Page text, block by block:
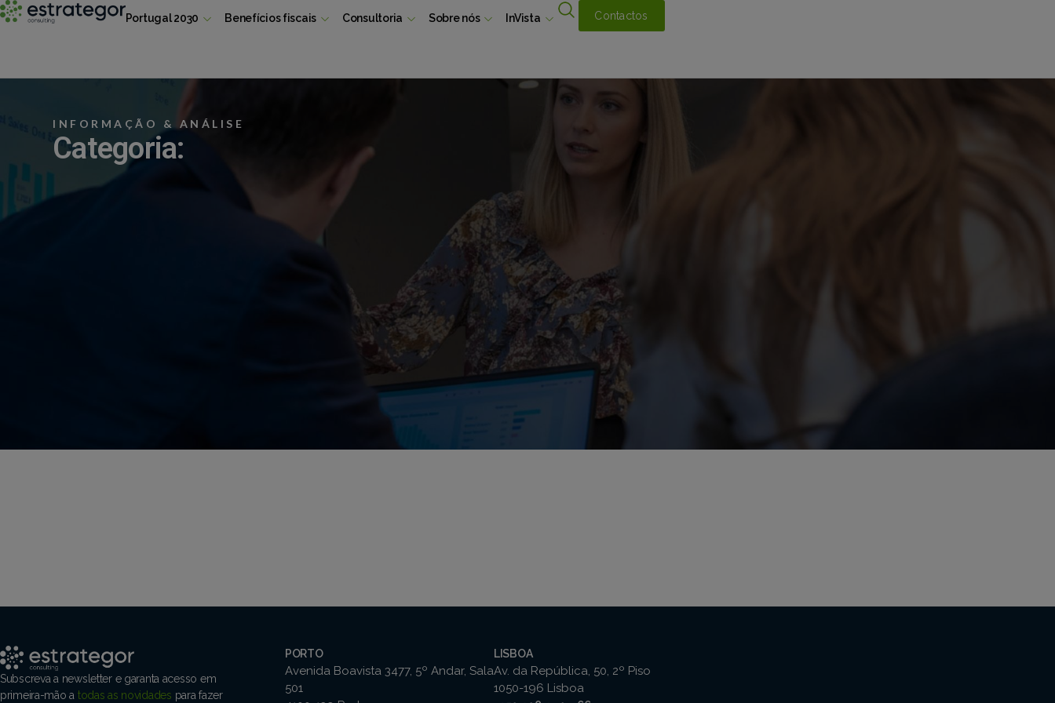
Portugal 2030 Benefícios fiscais Consultoria Sobre nós InVista Contactos
INFORMAÇÃO & ANÁLISE
Categoria:
Subscreva a newsletter e garanta acesso em
primeira-mão a todas as novidades para fazer
PORTO
Avenida Boavista 3477, 5º Andar, Sala
501
LISBOA
Av. da República, 50, 2º Piso
1050-196 Lisboa